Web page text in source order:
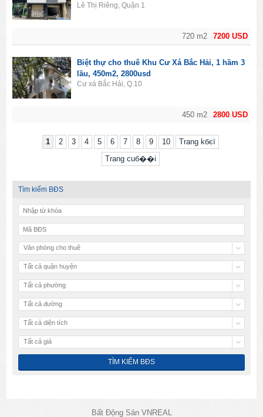
7200 USD
720 m2
Lê Thị Riêng, Quận 1
2800 USD
450 m2
Biệt thự cho thuê Khu Cư Xá Bắc Hải, 1 hầm 3
lầu, 450m2, 2800usd
Cư xá Bắc Hải, Q.10
1 2 3 4 5 6 7 8 9 10
Trang kбєї
Trang cuб��i
Tìm kiếm BĐS
Văn phòng cho thuê
Tất cả quận huyện
Tất cả phường
Tất cả đường
Tất cả diện tích
Tất cả giá
Bất Động Sản VNREAL